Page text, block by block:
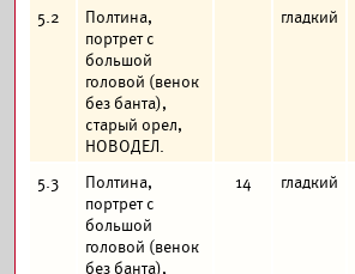
5.2
Полтина,
портрет с
большой
головой (венок
без банта),
старый орел,
НОВОДЕЛ.
гладкий
5.3
Полтина,
портрет с
большой
головой (венок
без банта),
14 гладкий